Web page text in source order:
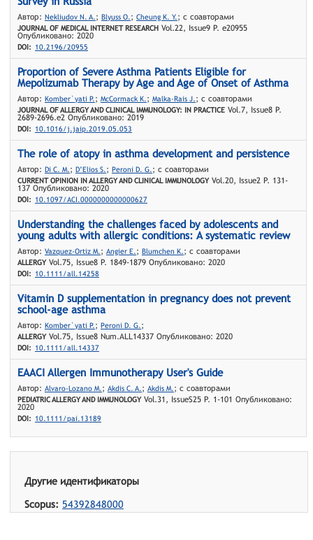
Автор: Nekliudov N. A.; Blyuss O.; Cheung K. Y.; с соавторами
JOURNAL OF MEDICAL INTERNET RESEARCHVol.22, Issue9 P. e20955
Опубликовано: 2020
DOI: 10.2196/20955
Proportion of Severe Asthma Patients Eligible for
Mepolizumab Therapy by Age and Age of Onset of Asthma
Автор: Komber`yati P.; McCormack K.; Malka-Rais J.; с соавторами
JOURNAL OF ALLERGY AND CLINICAL IMMUNOLOGY: IN PRACTICEVol.7, Issue8 P.
2689-2696.e2 Опубликовано: 2019
DOI: 10.1016/j.jaip.2019.05.053
The role of atopy in asthma development and persistence
Автор: Di C. M.; D’Elios S.; Peroni D. G.; с соавторами
CURRENT OPINION IN ALLERGY AND CLINICAL IMMUNOLOGYVol.20, Issue2 P. 131-
137 Опубликовано: 2020
DOI: 10.1097/ACI.0000000000000627
Understanding the challenges faced by adolescents and
young adults with allergic conditions: A systematic review
Автор: Vazquez-Ortiz M.; Angier E.; Blumchen K.; с соавторами
ALLERGYVol.75, Issue8 P. 1849-1879 Опубликовано: 2020
DOI: 10.1111/all.14258
Vitamin D supplementation in pregnancy does not prevent
school-age asthma
Автор: Komber`yati P.; Peroni D. G.;
ALLERGYVol.75, Issue8 Num.ALL14337 Опубликовано: 2020
DOI: 10.1111/all.14337
EAACI Allergen Immunotherapy User's Guide
Автор: Alvaro-Lozano M.; Akdis C. A.; Akdis M.; с соавторами
PEDIATRIC ALLERGY AND IMMUNOLOGYVol.31, IssueS25 P. 1-101 Опубликовано:
2020
DOI: 10.1111/pai.13189
Другие идентификаторы
Scopus: 54392848000